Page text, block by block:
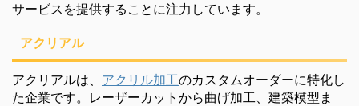
サービスを提供することに注力しています。
アクリアル
アクリアルは、 アクリル加工のカスタムオーダーに特化し
た企業です。レーザーカットから曲げ加工、建築模型ま